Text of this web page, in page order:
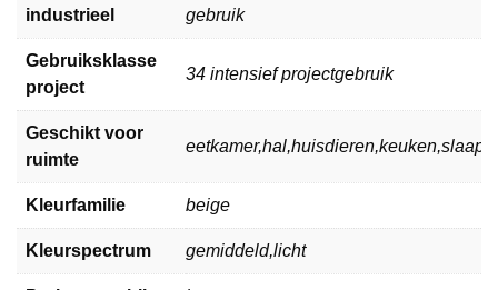
industrieel
gebruik
Gebruiksklasse
project
34 intensief projectgebruik
Geschikt voor
ruimte
Kleurfamilie beige
Kleurspectrum gemiddeld,licht